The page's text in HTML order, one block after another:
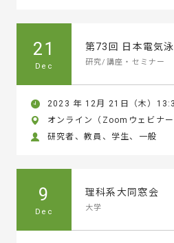
21
Dec
第73回 日本電気
研究/講座・セミナー
2023 年 12月 21日（木）
オンライン（Zoomウェビナー
研究者、教員、学生、一般
9
Dec
理科系大同窓会
大学